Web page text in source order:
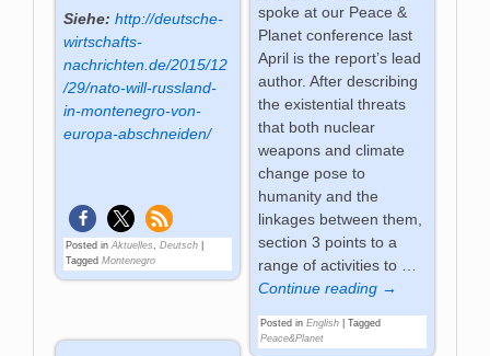
Siehe: http://deutsche-
wirtschafts-
nachrichten.de/2015/12
/29/nato-will-russland-
in-montenegro-von-
europa-abschneiden/
Posted in Aktuelles,Deutsch
Tagged Montenegro
spoke at our Peace &
Planet conference last
April is the report’s lead
author. After describing
the existential threats
that both nuclear
weapons and climate
change pose to
humanity and the
linkages between them,
section 3 points to a
range of activities to …
Continue reading →
Posted in English| Tagged
Peace&Planet